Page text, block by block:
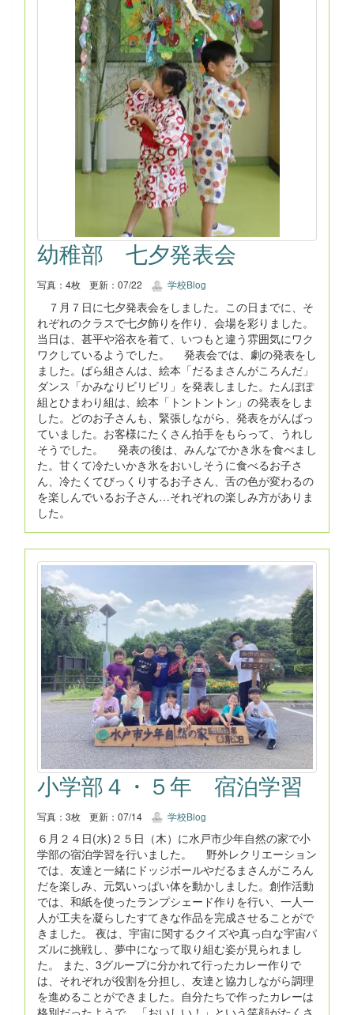
幼稚部 七夕発表会
写真：4枚 更新：07/22 学校Blog
７月７日に七夕発表会をしました。この日までに、そ
れぞれのクラスで七夕飾りを作り、会場を彩りました。
当日は、甚平や浴衣を着て、いつもと違う雰囲気にワク
ワクしているようでした。 発表会では、劇の発表をし
ました。ばら組さんは、絵本「だるまさんがころんだ」
ダンス「かみなりビリビリ」を発表しました。たんぽぽ
組とひまわり組は、絵本「トントントン」の発表をしま
した。どのお子さんも、緊張しながら、発表をがんばっ
ていました。お客様にたくさん拍手をもらって、うれし
そうでした。 発表の後は、みんなでかき氷を食べまし
た。甘くて冷たいかき氷をおいしそうに食べるお子さ
ん、冷たくてびっくりするお子さん、舌の色が変わるの
を楽しんでいるお子さん…それぞれの楽しみ方がありま
した。
小学部４・５年 宿泊学習
写真：3枚 更新：07/14 学校Blog
６月２４日(水)２５日（木）に水戸市少年自然の家で小
学部の宿泊学習を行いました。 野外レクリエーション
では、友達と一緒にドッジボールやだるまさんがころん
だを楽しみ、元気いっぱい体を動かしました。創作活動
では、和紙を使ったランプシェード作りを行い、一人一
人が工夫を凝らしたすてきな作品を完成させることがで
きました。 夜は、宇宙に関するクイズや真っ白な宇宙パ
ズルに挑戦し、夢中になって取り組む姿が見られまし
た。 また、3グループに分かれて行ったカレー作りで
は、それぞれが役割を分担し、友達と協力しながら調理
を進めることができました。自分たちで作ったカレーは